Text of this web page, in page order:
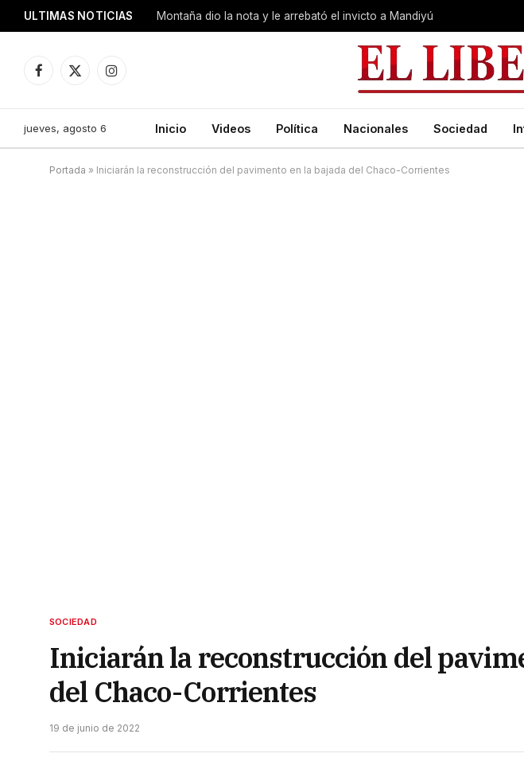
ULTIMAS NOTICIAS Montaña dio la nota y le arrebató el invicto a Mandiyú
Facebook
X
Instagram
jueves, agosto 6 Inicio Videos Política Nacionales Sociedad
Portada » Iniciarán la reconstrucción del pavimento en la bajada del Chaco-Corrientes
SOCIEDAD
Iniciarán la reconstrucción del
del Chaco-Corrientes
19 de junio de 2022